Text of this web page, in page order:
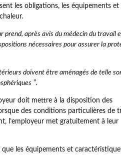
les obligations, les équipements et
prend, après avis du médecin du travail
nécessaires pour assurer la
doivent être aménagés de telle
“.
doit mettre à la disposition des
des conditions particulières de
l’employeur met gratuitement à leur
les équipements et